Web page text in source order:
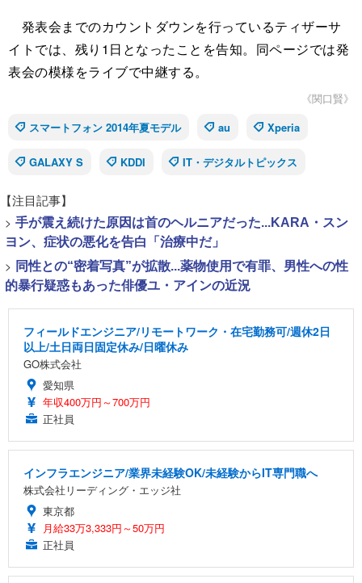
発表会までのカウントダウンを行っているティザーサ
イトでは、残り1日となったことを告知。同ページでは発
表会の模様をライブで中継する。
《関口賢》
スマートフォン 2014年夏モデル
au Xperia
GALAXY S KDDI IT・デジタルトピックス
【注目記事】
> 手が震え続けた原因は首のヘルニアだった...KARA・スン
ヨン、症状の悪化を告白「治療中だ」
> 同性との“密着写真”が拡散...薬物使用で有罪、男性への性
的暴行疑惑もあった俳優ユ・アインの近況
フィールドエンジニア/リモートワーク・在宅勤務可/週休2日
以上/土日両日固定休み/日曜休み
GO株式会社
愛知県
年収400万円～700万円
正社員
インフラエンジニア/業界未経験OK/未経験からIT専門職へ
株式会社リーディング・エッジ社
東京都
月給33万3,333円～50万円
正社員